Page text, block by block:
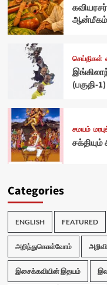
ஆன்மீகம்
செய்திகள்
(பகுதி-1)
சமயம்
Categories
ENGLISH FEATURED
அறிந்துகொள்வோம்
இசைக்கவியின் இதயம்